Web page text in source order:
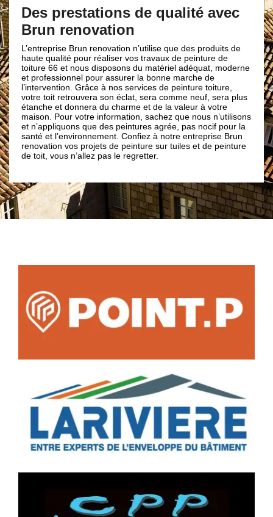
Des prestations de qualité avec
Brun renovation
L’entreprise Brun renovation n’utilise que des produits de
haute qualité pour réaliser vos travaux de peinture de
toiture 66 et nous disposons du matériel adéquat, moderne
et professionnel pour assurer la bonne marche de
l’intervention. Grâce à nos services de peinture toiture,
votre toit retrouvera son éclat, sera comme neuf, sera plus
étanche et donnera du charme et de la valeur à votre
maison. Pour votre information, sachez que nous n’utilisons
et n’appliquons que des peintures agrée, pas nocif pour la
santé et l’environnement. Confiez à notre entreprise Brun
renovation vos projets de peinture sur tuiles et de peinture
de toit, vous n’allez pas le regretter.
Notre
le but
à fait
les
66760.